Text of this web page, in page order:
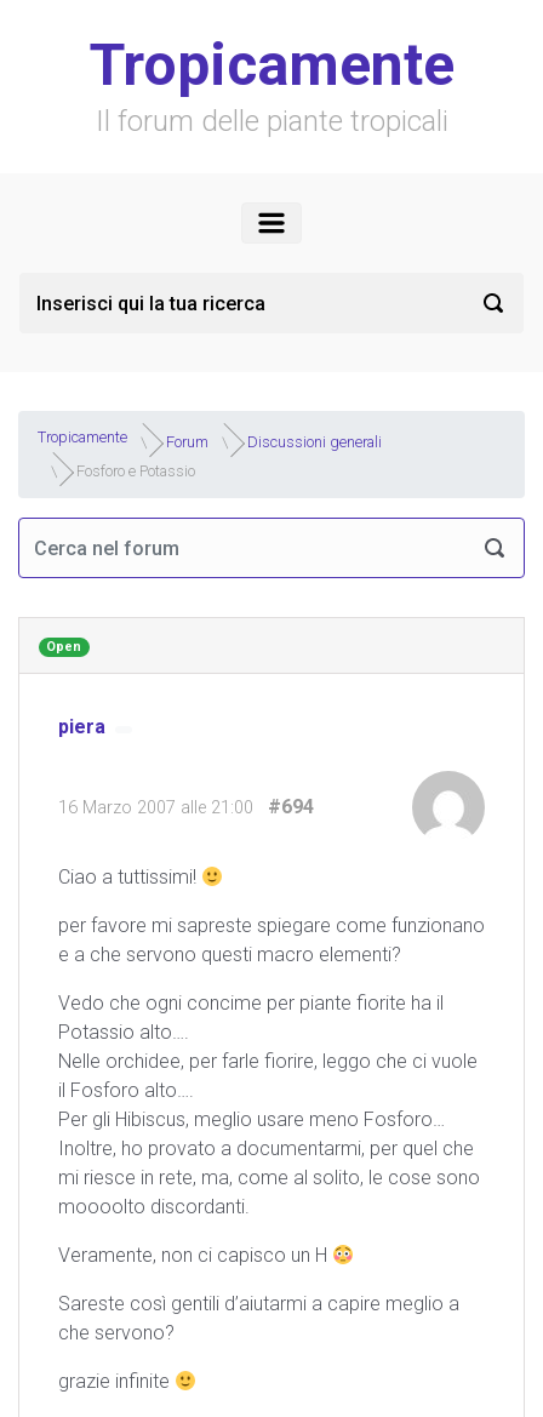
Tropicamente
Il forum delle piante tropicali
Tropicamente Forum
Discussioni generali
Fosforo e Potassio
Open
piera
16 Marzo 2007 alle 21:00 #694
Ciao a tuttissimi!
per favore mi sapreste spiegare come funzionano
e a che servono questi macro elementi?
Vedo che ogni concime per piante fiorite ha il
Potassio alto….
Nelle orchidee, per farle fiorire, leggo che ci vuole
il Fosforo alto….
Per gli Hibiscus, meglio usare meno Fosforo…
Inoltre, ho provato a documentarmi, per quel che
mi riesce in rete, ma, come al solito, le cose sono
moooolto discordanti.
Veramente, non ci capisco un H
Sareste così gentili d’aiutarmi a capire meglio a
che servono?
grazie infinite